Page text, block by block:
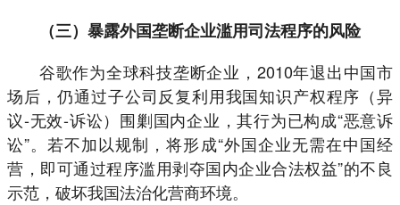
（三）暴露外国垄断企业滥用司法程序的风险
谷歌作为全球科技垄断企业，2010年退出中国市
场后，仍通过子公司反复利用我国知识产权程序（异
议-无效-诉讼）围剿国内企业，其行为已构成“恶意诉
讼”。若不加以规制，将形成“外国企业无需在中国经
营，即可通过程序滥用剥夺国内企业合法权益”的不良
示范，破坏我国法治化营商环境。